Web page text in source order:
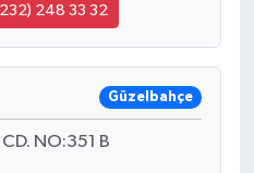
248 33 32
Güzelbahçe
NO:351 B